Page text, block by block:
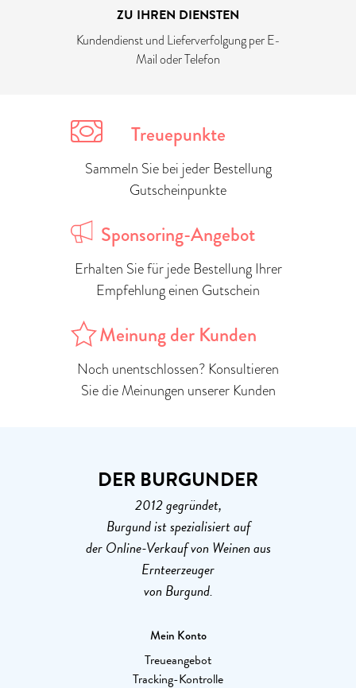
ZU IHREN DIENSTEN
Kundendienst und Lieferverfolgung per E-
Mail oder Telefon
Treuepunkte
Sammeln Sie bei jeder Bestellung
Gutscheinpunkte
Sponsoring-Angebot
Erhalten Sie für jede Bestellung Ihrer
Empfehlung einen Gutschein
Meinung der Kunden
Noch unentschlossen? Konsultieren
Sie die Meinungen unserer Kunden
DER BURGUNDER
2012 gegründet,
Burgund ist spezialisiert auf
der Online-Verkauf von Weinen aus
Ernteerzeuger
von Burgund.
Mein Konto
Treueangebot
Tracking-Kontrolle